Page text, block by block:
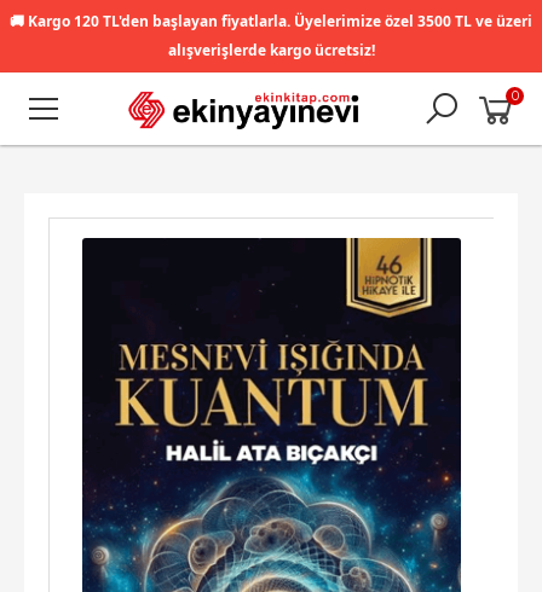
🚚 Kargo 120 TL'den başlayan fiyatlarla. Üyelerimize özel 3500 TL ve üzeri
alışverişlerde kargo ücretsiz!
0